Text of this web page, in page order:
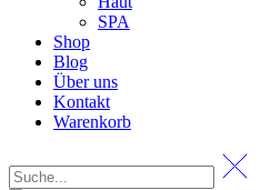
SPA
Shop
Blog
Über uns
Kontakt
Warenkorb